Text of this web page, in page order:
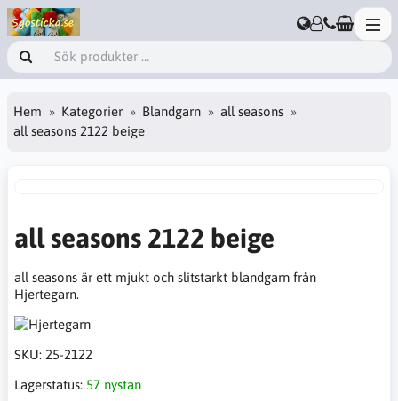
Hem Kategorier Blandgarn
all seasons
all seasons 2122 beige
all seasons 2122 beige
all seasons är ett mjukt och slitstarkt blandgarn från
Hjertegarn.
SKU: 25-2122
Lagerstatus: 57 nystan